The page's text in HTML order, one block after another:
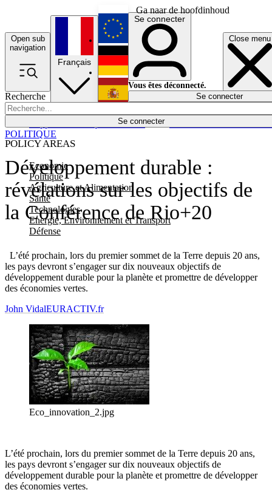
Ga naar de hoofdinhoud
Open sub
navigation
Close menu
Recherche
Se connecter
POLICY AREAS
Economie
Politique
Agriculture et Alimentation
Santé
Technologies
Energie, Environnement et Transport
Défense
Économie
Français
English
Deutsch
Español
Se connecter
Vous êtes déconnecté.
Se connecter
Développement durable :
révélations sur les objectifs de
la Conférence de Rio+20
L’été prochain, lors du premier sommet de la Terre depuis 20 ans,
les pays devront s’engager sur dix nouveaux objectifs de
développement durable pour la planète et promettre de développer
des économies vertes.
POLITIQUE
John VidalEURACTIV.fr
Eco_innovation_2.jpg
L’été prochain, lors du premier sommet de la Terre depuis 20 ans,
les pays devront s’engager sur dix nouveaux objectifs de
développement durable pour la planète et promettre de développer
des économies vertes.